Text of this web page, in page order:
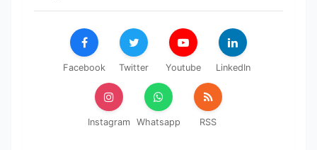
Facebook Twitter Youtube LinkedIn
Instagram Whatsapp RSS